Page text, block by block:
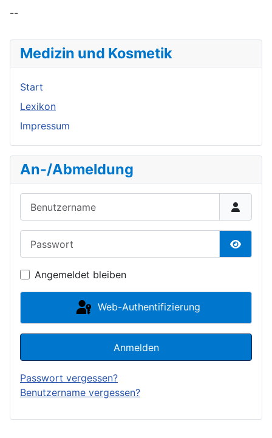
--
Medizin und Kosmetik
Start
Lexikon
Impressum
An-/Abmeldung
Angemeldet bleiben
Web-Authentifizierung
Anmelden
Passwort vergessen?
Benutzername vergessen?